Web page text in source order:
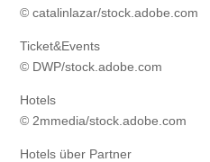
© catalinlazar/stock.adobe.com
Ticket&Events
© DWP/stock.adobe.com
Hotels
© 2mmedia/stock.adobe.com
Hotels über Partner